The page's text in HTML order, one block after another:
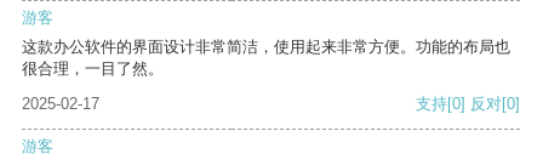
游客
这款办公软件的界面设计非常简洁，使用起来非常方便。功能的布局也
很合理，一目了然。
2025-02-17
支持[0] 反对[0]
游客